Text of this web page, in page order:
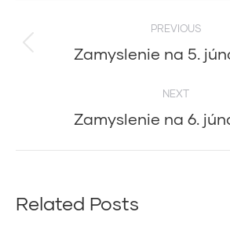
navigation
PREVIOUS
Previous
Zamyslenie na 5.
NEXT
Next
Zamyslenie na 6.
Related Posts